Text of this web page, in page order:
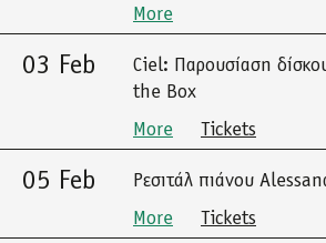
More
03 Feb
Ciel: Παρουσίαση
the Box
More
Tickets
05 Feb
Ρεσιτάλ πιάνου
More
Tickets